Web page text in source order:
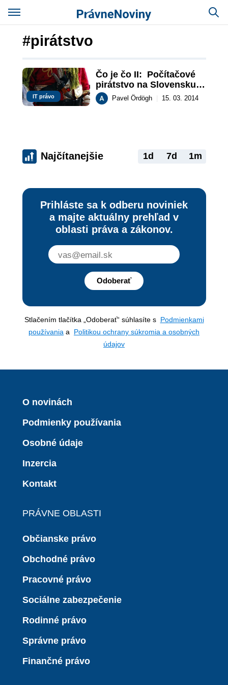
#pirátstvo
IT právo
Čo je čo II:  Počítačové
pirátstvo na Slovensku a
jeho príčiny
Pavel Ördögh 15. 03. 2014
Najčítanejšie 1d 7d 1m
Prihláste sa k odberu noviniek
a majte aktuálny prehľad v
oblasti práva a zákonov.
Odoberať
Stlačením tlačítka „Odoberať“ súhlasíte s Podmienkami
používania a Politikou ochrany súkromia a osobných
údajov
O novinách
Podmienky používania
Osobné údaje
Inzercia
Kontakt
PRÁVNE OBLASTI
Občianske právo
Obchodné právo
Pracovné právo
Sociálne zabezpečenie
Rodinné právo
Správne právo
Finančné právo